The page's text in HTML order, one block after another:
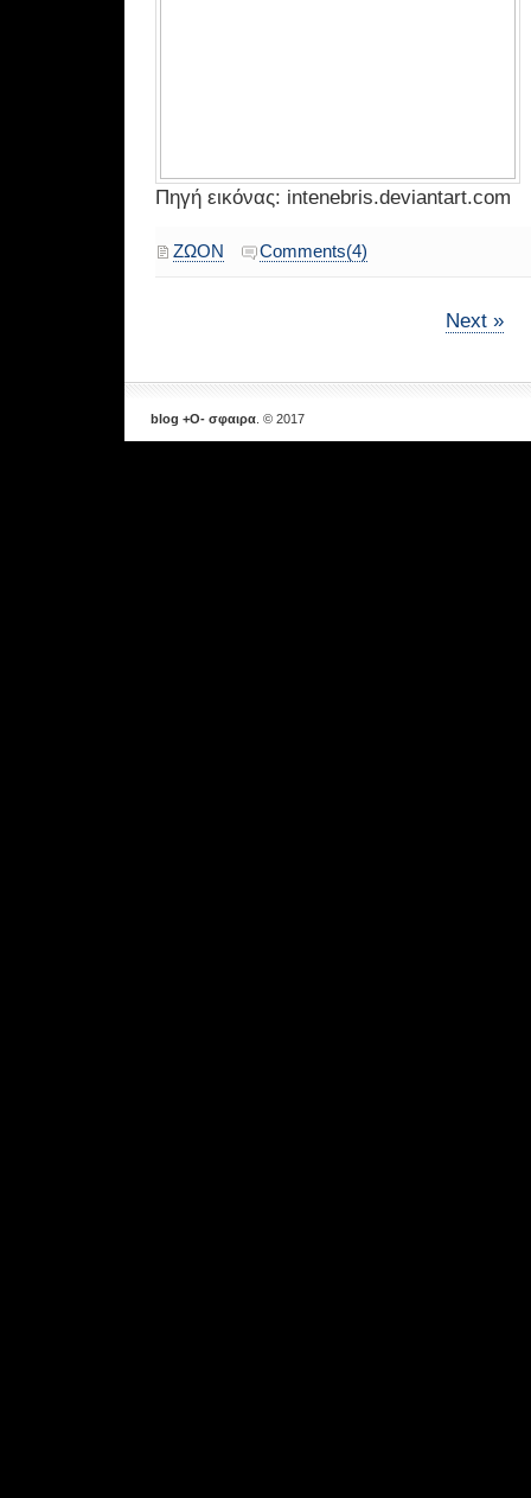
Πηγή εικόνας: intenebris.deviantart.com
ΖΩΟΝ Comments(4)
Next »
blog +Ο- σφαιρα . © 2017